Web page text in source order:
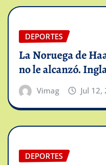
DEPORTES
La Noruega de
no le alcanzó.
Vimag Jul 12,
DEPORTES